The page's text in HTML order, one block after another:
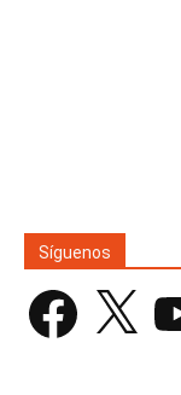
Síguenos
Facebook